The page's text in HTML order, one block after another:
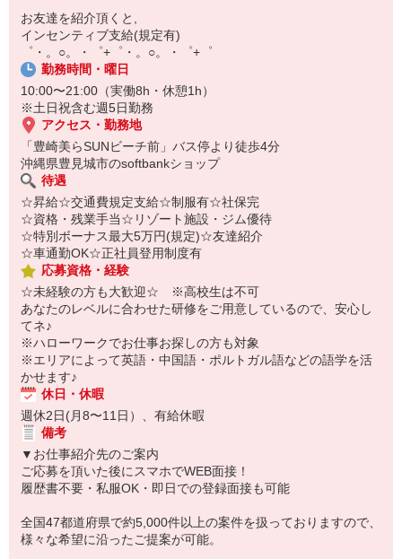
上場/優良/大手企業など
【スマホ面接実施中】
￣￣￣￣￣￣￣￣￣
自宅に居ながらスマホでカンタン面接OK！
オンライン面談なのでスピード対応。
お友達を紹介頂くと,
インセンティブ支給(規定有)
゜・。○。・゜+゜・。○。・゜+゜
勤務時間・曜日
10:00〜21:00（実働8h・休憩1h）
※土日祝含む週5日勤務
アクセス・勤務地
「豊崎美らSUNビーチ前」バス停より徒歩4分
沖縄県豊見城市のsoftbankショップ
待遇
☆昇給☆交通費規定支給☆制服有☆社保完
☆資格・残業手当☆リゾート施設・ジム優待
☆特別ボーナス最大5万円(規定)☆友達紹介
☆車通勤OK☆正社員登用制度有
応募資格・経験
☆未経験の方も大歓迎☆ ※高校生は不可
あなたのレベルに合わせた研修をご用意しているので、安心し
てネ♪
※ハローワークでお仕事お探しの方も対象
※エリアによって英語・中国語・ポルトガル語などの語学を活
かせます♪
休日・休暇
週休2日(月8〜11日）、有給休暇
備考
▼お仕事紹介先のご案内
ご応募を頂いた後にスマホでWEB面接！
履歴書不要・私服OK・即日での登録面接も可能
全国47都道府県で約5,000件以上の案件を扱っておりますので、
様々な希望に沿ったご提案が可能。